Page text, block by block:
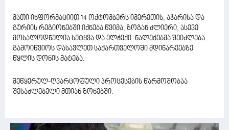
მათი ინფორმაციით 14 ოქტომბერს იმერეთის, აჭარისა და
გურიის რეგიონებში იქნება წვიმა, ზოგან ძლიერი, ასევე
მოსალოდნელია სეტყვა და ელჭექი. ნალექებმა შეიძლება
გამოიწვიოს დასავლეთ საქართველოში მდინარეებზე
წყლის დონის მატება.
მეწყერულ-ღვარცოფული პროცესების წარმოშობაა
შესაძლებელი მთიან ზონებში.